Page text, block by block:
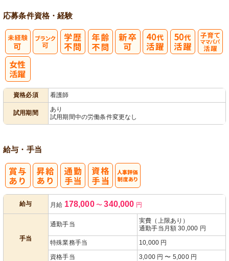
応募条件資格・経験
資格必須 看護師
試用期間
あり
試用期間中の労働条件変更なし
給与・手当
給与 月給 178,000 〜 340,000 円
手当
通勤手当
実費（上限あり）
通勤手当月額 30,000 円
特殊業務手当
10,000 円
資格手当
3,000 円 〜 5,000 円